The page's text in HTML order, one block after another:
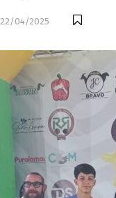
22/04/2025